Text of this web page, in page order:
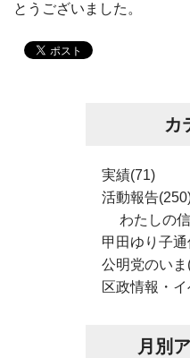
とうございました。
カ
実績(71)
活動報告
わたしの
甲田ゆり子
公明党のいま
区政情報・
月別